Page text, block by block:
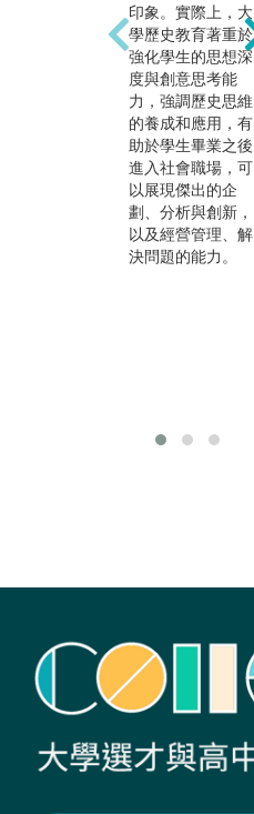
印象。實際上，大
學歷史教育著重於
強化學生的思想深
度與創意思考能
力，強調歷史思維
的養成和應用，有
助於學生畢業之後
進入社會職場，可
以展現傑出的企
劃、分析與創新，
以及經營管理、解
決問題的能力。